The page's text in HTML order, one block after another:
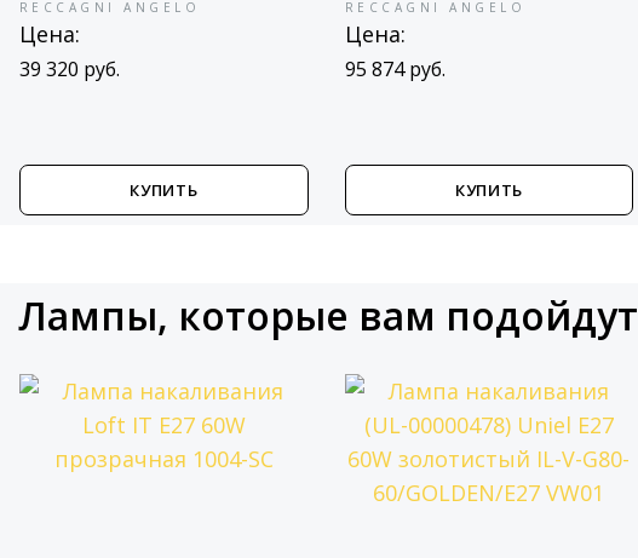
RECCAGNI ANGELO
Цена:
39 320 руб.
КУПИТЬ
RECCAGNI ANGELO
Цена:
95 874 руб.
КУПИТЬ
Лампы, которые вам подойдут